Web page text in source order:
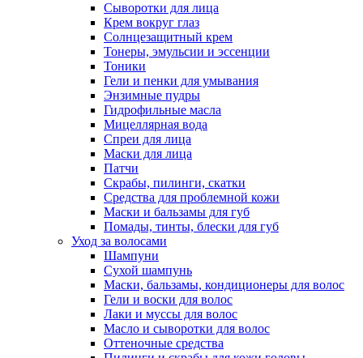
Сыворотки для лица
Крем вокруг глаз
Солнцезащитный крем
Тонеры, эмульсии и эссенции
Тоники
Гели и пенки для умывания
Энзимные пудры
Гидрофильные масла
Мицеллярная вода
Спреи для лица
Маски для лица
Патчи
Скрабы, пилинги, скатки
Средства для проблемной кожи
Маски и бальзамы для губ
Помады, тинты, блески для губ
Уход за волосами
Шампуни
Сухой шампунь
Маски, бальзамы, кондиционеры для волос
Гели и воски для волос
Лаки и муссы для волос
Масло и сыворотки для волос
Оттеночные средства